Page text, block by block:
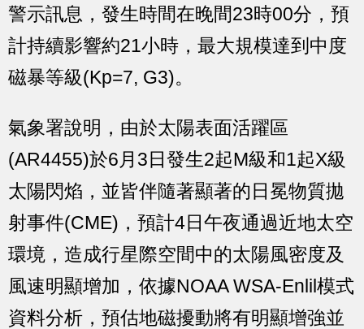
警示訊息，發生時間在晚間23時00分，預
計持續影響約21小時，最大規模達到中度
磁暴等級(Kp=7, G3)。
氣象署說明，由於太陽表面活躍區
(AR4455)於6月3日發生2起M級和1起X級
太陽閃焰，並皆伴隨著顯著的日冕物質拋
射事件(CME)，預計4日午夜通過近地太空
環境，造成行星際空間中的太陽風密度及
風速明顯增加，依據NOAA WSA-Enlil模式
資料分析，預估地磁擾動將有明顯增強並